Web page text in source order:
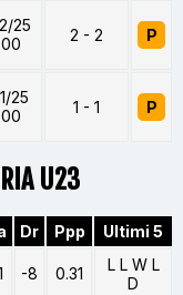
25
2 - 2 P
25
1 - 1 P
U23
Dr Ppp Ultimi 5
-8 0.31
L L W L
D